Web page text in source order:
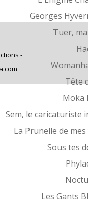
Georges
Tuer,
Tête
Moka
Sem, le caricaturiste
La Prunelle de mes
Sous tes
Les Gants
-